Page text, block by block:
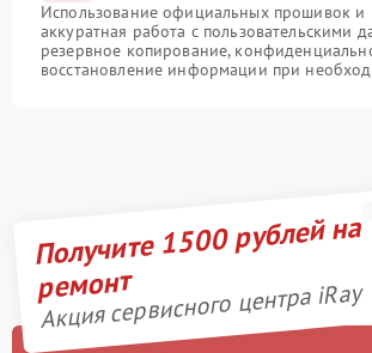
Использование официальных прошивок и
аккуратная работа с пользовательскими
резервное копирование,
восстановление информации при
Получите 1500 рублей на
ремонт
Акция сервисного центра iRay